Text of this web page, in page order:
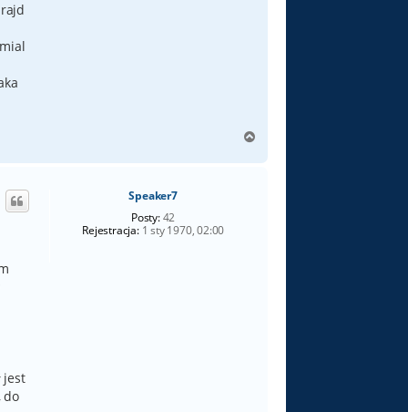
g
Speaker7
Posty:42
Rejestracja:1 sty 1970, 02:00
jest
do